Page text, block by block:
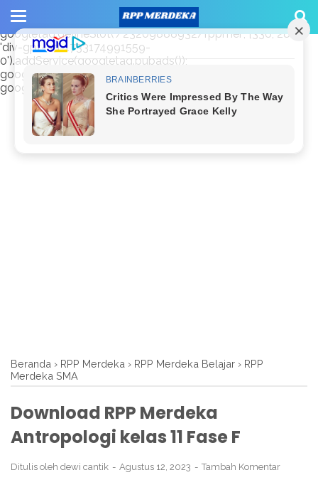
window.googletag = window.googletag || {cmd: []};
googletag.cmd.push(function() {
googletag.defineSlot('/23209888932/rppmer', [336, 280],
'div-gpt-ad-1733174991559-
0').addService(googletag.pubads());
googletag.pubads().enableSingleRequest();
googletag.enableServices(); });
Beranda › RPP Merdeka › RPP Merdeka Belajar › RPP
Merdeka SMA
Download RPP Merdeka
Antropologi kelas 11 Fase F
Ditulis oleh dewi cantik Agustus 12, 2023 Tambah Komentar